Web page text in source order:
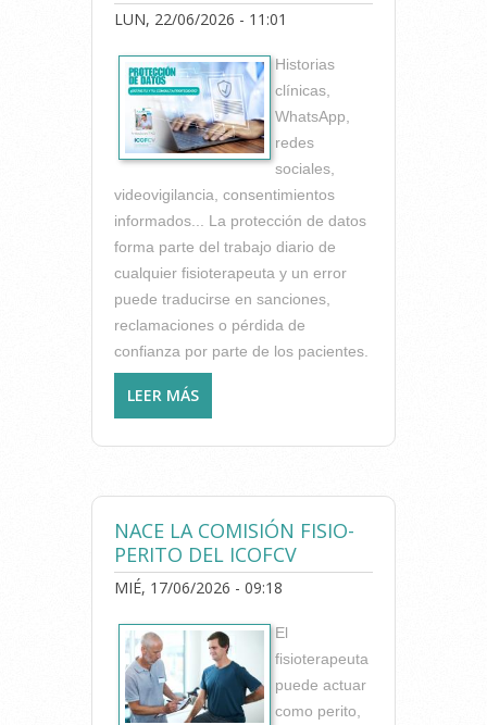
LUN, 22/06/2026 - 11:01
Historias
clínicas,
WhatsApp,
redes
sociales,
videovigilancia, consentimientos
informados... La protección de datos
forma parte del trabajo diario de
cualquier fisioterapeuta y un error
puede traducirse en sanciones,
reclamaciones o pérdida de
confianza por parte de los pacientes.
LEER MÁS
NORMATIVA DE
PROTECCIÓN DE DATOS?
NACE LA COMISIÓN FISIO-
PERITO DEL ICOFCV
MIÉ, 17/06/2026 - 09:18
El
fisioterapeuta
puede actuar
como perito,